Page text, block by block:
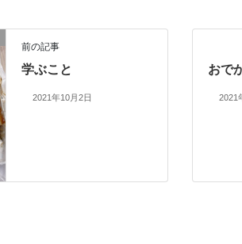
前の記事
学ぶこと
2021年10月2日
おで
2021